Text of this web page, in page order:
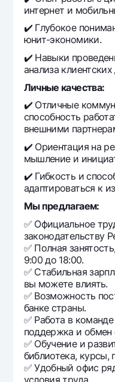
интернет и
✔️ Глубокое
юнит-экономики.
✔️ Навыки
анализа
Личные качества:
✔️ Отличные
способность
внешними
✔️ Ориентация на
мышление и
✔️ Гибкость и
адаптироваться к
Мы предлагаем:
✅ Официальное
законодательству
✅ Полная
9:00 до 18:00.
✅ Стабильная
вы можете влиять.
✅ Возможность
банке страны.
✅ Работа в
поддержка и
✅ Обучение и
библиотека, курсы,
✅ Удобный офис
условия труда.